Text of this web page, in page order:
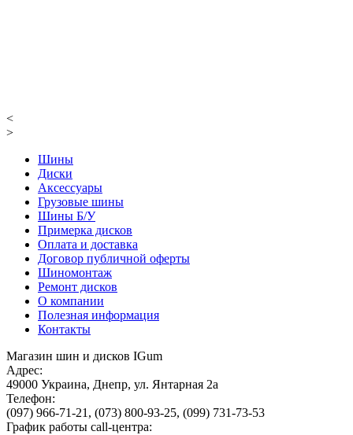
<
>
Шины
Диски
Аксессуары
Грузовые шины
Шины Б/У
Примерка дисков
Оплата и доставка
Договор публичной оферты
Шиномонтаж
Ремонт дисков
О компании
Полезная информация
Контакты
Магазин шин и дисков IGum
Адрес:
49000 Украина, Днепр, ул. Янтарная 2а
Телефон:
(097) 966-71-21 , (073) 800-93-25, (099) 731-73-53
График работы call-центра: